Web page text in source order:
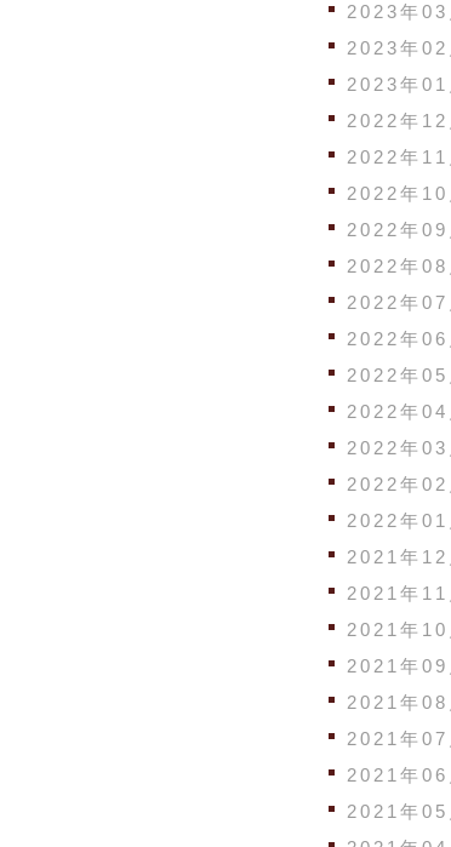
2023年03
2023年02
2023年01
2022年12
2022年11
2022年10
2022年09
2022年08
2022年07
2022年06
2022年05
2022年04
2022年03
2022年02
2022年01
2021年12
2021年11
2021年10
2021年09
2021年08
2021年07
2021年06
2021年05